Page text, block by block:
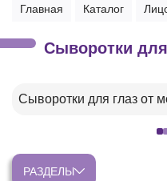
Главная Каталог
Сыворотки для
Сыворотки для глаз от
РАЗДЕЛЫ